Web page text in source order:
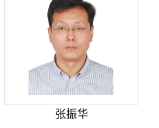
张振华